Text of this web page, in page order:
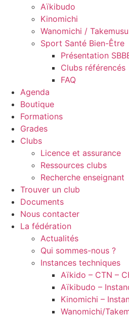
Aïkibudo
Kinomichi
Wanomichi /
Sport Santé Bien-Être
Présentation
Clubs référencés
FAQ
Agenda
Boutique
Formations
Grades
Clubs
Licence et assurance
Ressources clubs
Recherche enseignant
Trouver un club
Documents
Nous contacter
La fédération
Actualités
Qui sommes-nous ?
Instances techniques
Aïkido – CTN –
Aïkibudo –
Kinomichi –
Wanomichi/